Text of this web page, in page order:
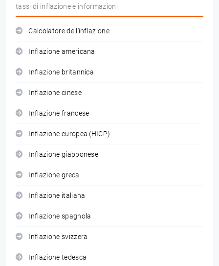
tassi di inflazione e informazioni
Calcolatore dell'inflazione
Inflazione americana
Inflazione britannica
Inflazione cinese
Inflazione francese
Inflazione europea (HICP)
Inflazione giapponese
Inflazione greca
Inflazione italiana
Inflazione spagnola
Inflazione svizzera
Inflazione tedesca